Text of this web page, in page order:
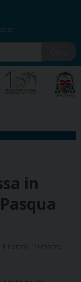
in
19 marzo